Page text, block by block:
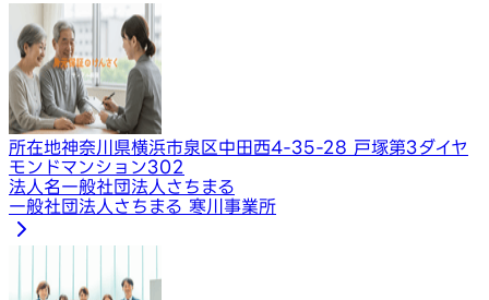
所在地神奈川県横浜市泉区中田西4-35-28 戸塚第3ダイヤ
モンドマンション302
法人名一般社団法人さちまる
一般社団法人さちまる 寒川事業所